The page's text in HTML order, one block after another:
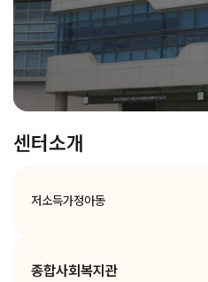
센터소개
저소득가정아동
종합사회복지관